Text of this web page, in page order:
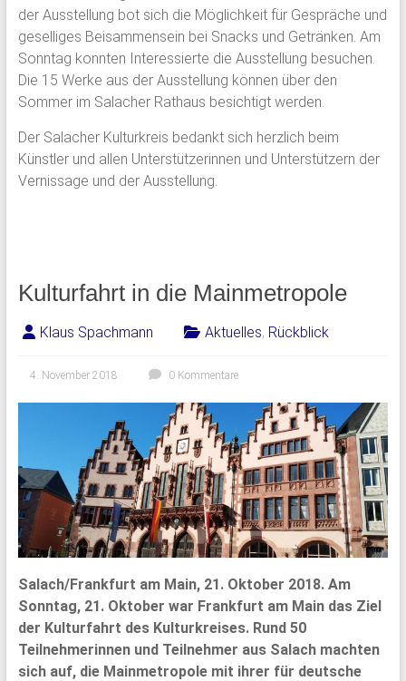
der Ausstellung bot sich die Möglichkeit für Gespräche und
geselliges Beisammensein bei Snacks und Getränken. Am
Sonntag konnten Interessierte die Ausstellung besuchen.
Die 15 Werke aus der Ausstellung können über den
Sommer im Salacher Rathaus besichtigt werden.
Der Salacher Kulturkreis bedankt sich herzlich beim
Künstler und allen Unterstützerinnen und Unterstützern der
Vernissage und der Ausstellung.
Kulturfahrt in die Mainmetropole
Klaus Spachmann Aktuelles, Rückblick
4. November 2018 0 Kommentare
Salach/Frankfurt am Main, 21. Oktober 2018. Am
Sonntag, 21. Oktober war Frankfurt am Main das Ziel
der Kulturfahrt des Kulturkreises. Rund 50
Teilnehmerinnen und Teilnehmer aus Salach machten
sich auf, die Mainmetropole mit ihrer für deutsche